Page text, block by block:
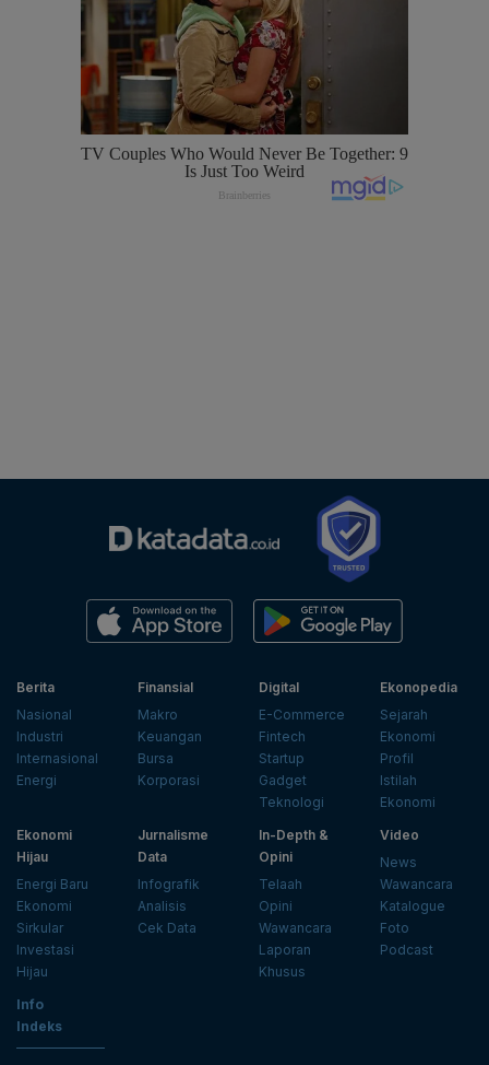
Berita
Nasional
Industri
Internasional
Energi
Finansial
Makro
Keuangan
Bursa
Korporasi
Digital
E-Commerce
Fintech
Startup
Gadget
Teknologi
Ekonopedia
Sejarah
Ekonomi
Profil
Istilah
Ekonomi
Ekonomi
Hijau
Energi Baru
Ekonomi
Sirkular
Investasi
Hijau
Jurnalisme
Data
Infografik
Analisis
Cek Data
In-Depth &
Opini
Telaah
Opini
Wawancara
Laporan
Khusus
Video
News
Wawancara
Katalogue
Foto
Podcast
Info
Indeks